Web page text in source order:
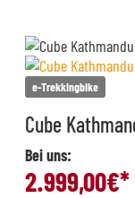
e-Trekkingbike
Cube
Bei uns:
2.999,00€*